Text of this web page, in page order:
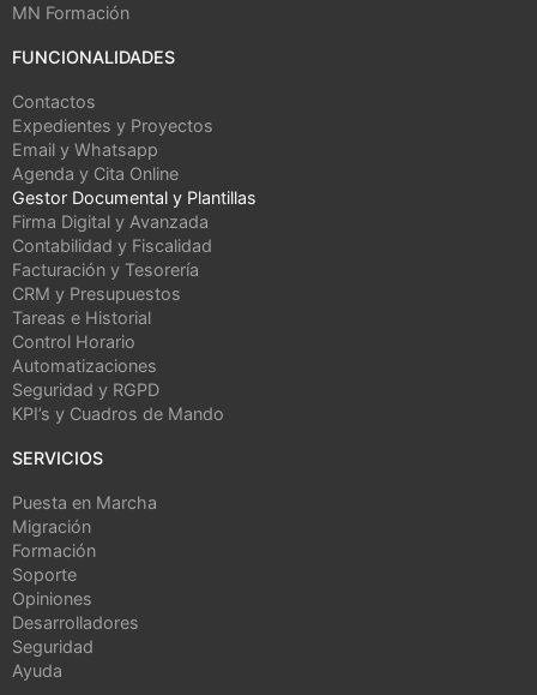
MN Formación
FUNCIONALIDADES
Contactos
Expedientes y Proyectos
Email y Whatsapp
Agenda y Cita Online
Gestor Documental y Plantillas
Firma Digital y Avanzada
Contabilidad y Fiscalidad
Facturación y Tesorería
CRM y Presupuestos
Tareas e Historial
Control Horario
Automatizaciones
Seguridad y RGPD
KPI’s y Cuadros de Mando
SERVICIOS
Puesta en Marcha
Migración
Formación
Soporte
Opiniones
Desarrolladores
Seguridad
Ayuda